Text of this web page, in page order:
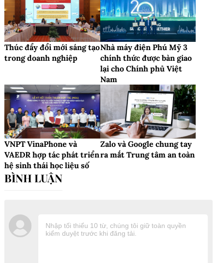
Thúc đẩy đổi mới sáng tạo
trong doanh nghiệp
Nhà máy điện Phú Mỹ 3
chính thức được bàn giao
lại cho Chính phủ Việt
Nam
VNPT VinaPhone và
VAEDR hợp tác phát triển
hệ sinh thái học liệu số
Zalo và Google chung tay
ra mắt Trung tâm an toàn